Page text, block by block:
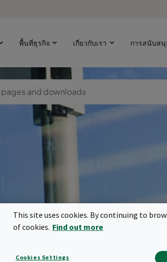
พื้นที่ธุรกิจ เกี่ยวกับเรา การสนับสนุ
สนา
This site uses cookies. By continuing to
of cookies. Find out more
Cookies Settings